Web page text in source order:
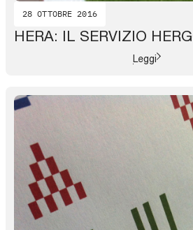
28 OTTOBRE 2016
HERA: IL SERVIZIO
Leggi